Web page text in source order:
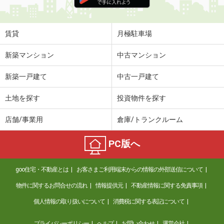
住 所
神奈川県相模原市中央区淵野辺２丁目
専有面積
ワンルーム
神奈川県横浜市鶴見区矢向３
13.70万円
神奈川県横浜市鶴見区江ケ崎町
9.25万円
住 所
神奈川県横浜市鶴見区江ケ崎町
専有面積 25.96m²
間取り
1K
神奈川県川崎市幸区中幸町１
賃貸 月極駐車場
新築マンション 中古マンション
新築一戸建て 中古一戸建て
土地を探す 投資物件を探す
店舗/事業用 倉庫/トランクルーム
PC版へ
goo住宅・不動産とは お客さまご利用端末からの情報の外部送信について
物件に関するお問合せの流れ 情報提供元 不動産情報に関する免責事項
個人情報の取り扱いについて 消費税に関する表記について